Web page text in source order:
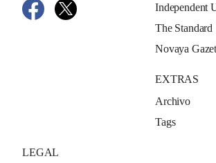
Independent
The Standard
Novaya
EXTRAS
Archivo
Tags
LEGAL